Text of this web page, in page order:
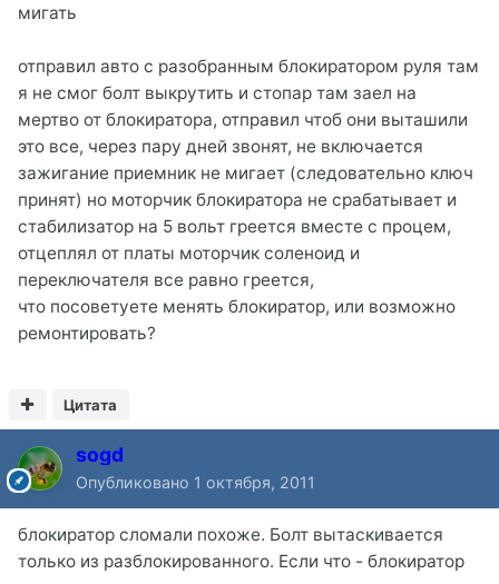
мигать
отправил авто с разобранным блокиратором руля там
я не смог болт выкрутить и стопар там заел на
мертво от блокиратора, отправил чтоб они выташили
это все, через пару дней звонят, не включается
зажигание приемник не мигает (следовательно ключ
принят) но моторчик блокиратора не срабатывает и
стабилизатор на 5 вольт греется вместе с процем,
отцеплял от платы моторчик соленоид и
переключателя все равно греется,
что посоветуете менять блокиратор, или возможно
ремонтировать?
Цитата
sogd
Опубликовано 1 октября, 2011
блокиратор сломали похоже. Болт вытаскивается
только из разблокированного. Если что - блокиратор